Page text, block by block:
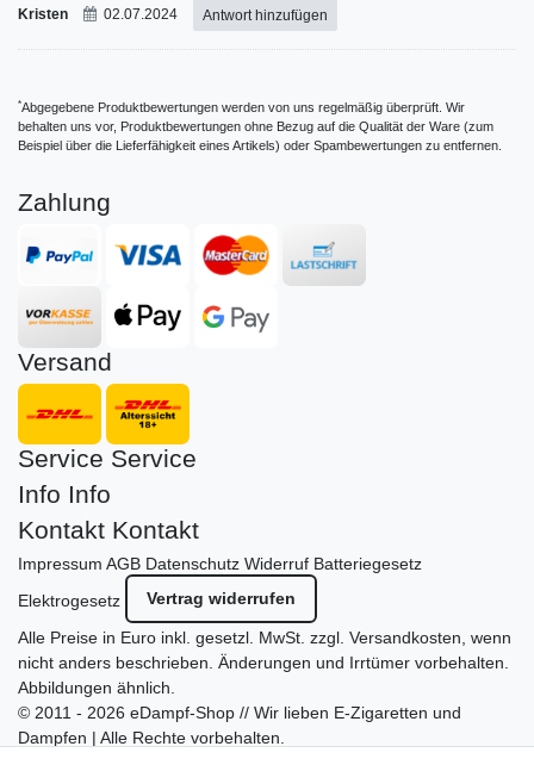
Kristen 02.07.2024 Antwort hinzufügen
*Abgegebene Produktbewertungen werden von uns regelmäßig überprüft. Wir
behalten uns vor, Produktbewertungen ohne Bezug auf die Qualität der Ware (zum
Beispiel über die Lieferfähigkeit eines Artikels) oder Spambewertungen zu entfernen.
Zahlung
Versand
Service Service
Info Info
Kontakt Kontakt
Impressum AGB Datenschutz Widerruf Batteriegesetz
Elektrogesetz
Vertrag widerrufen
Alle Preise in Euro inkl. gesetzl. MwSt. zzgl. Versandkosten, wenn
nicht anders beschrieben. Änderungen und Irrtümer vorbehalten.
Abbildungen ähnlich.
© 2011 - 2026 eDampf-Shop // Wir lieben E-Zigaretten und
Dampfen | Alle Rechte vorbehalten.